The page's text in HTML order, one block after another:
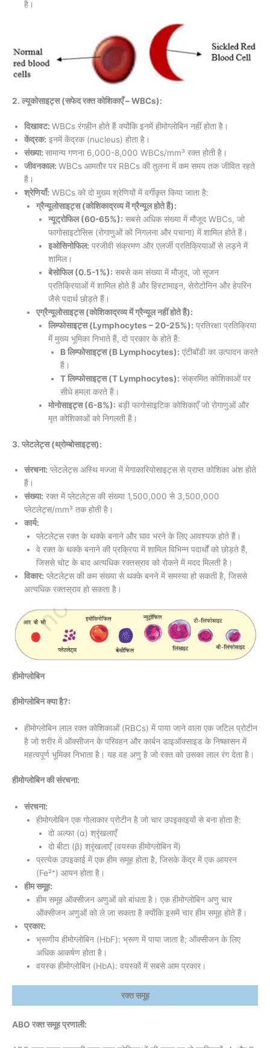
है।
2. ल्यूकोसाइट्स (सफेद रक्त कोशिकाएँ – WBCs):
दिखावट: WBCs रंगहीन होते हैं क्योंकि इनमें हीमोग्लोबिन नहीं होता है।
केंद्रक: इनमें केंद्रक (nucleus) होता है।
संख्या: सामान्य गणना 6,000-8,000 WBCs/mm³ रक्त होती है।
जीवनकाल: WBCs आमतौर पर RBCs की तुलना में कम समय तक जीवित रहते
हैं।
श्रेणियाँ: WBCs को दो मुख्य श्रेणियों में वर्गीकृत किया जाता है:
ग्रैन्यूलोसाइट्स (कोशिकाद्रव्य में ग्रैन्यूल होते हैं):
न्यूट्रोफिल (60-65%): सबसे अधिक संख्या में मौजूद WBCs, जो
फागोसाइटोसिस (रोगाणुओं को निगलना और पचाना) में शामिल होते हैं।
इओसिनोफिल: परजीवी संक्रमण और एलर्जी प्रतिक्रियाओं से लड़ने में
शामिल।
बेसोफिल (0.5-1%): सबसे कम संख्या में मौजूद, जो सूजन
प्रतिक्रियाओं में शामिल होते हैं और हिस्टामाइन, सेरोटोनिन और हेपरिन
जैसे पदार्थ छोड़ते हैं।
एग्रैन्यूलोसाइट्स (कोशिकाद्रव्य में ग्रैन्यूल नहीं होते हैं):
लिम्फोसाइट्स (Lymphocytes – 20-25%): प्रतिरक्षा प्रतिक्रिया
में मुख्य भूमिका निभाते हैं, दो प्रकार के होते हैं:
B लिम्फोसाइट्स (B Lymphocytes): एंटीबॉडी का उत्पादन करते
हैं।
T लिम्फोसाइट्स (T Lymphocytes): संक्रमित कोशिकाओं पर
सीधे हमला करते हैं।
मोनोसाइट्स (6-8%): बड़ी फागोसाइटिक कोशिकाएँ जो रोगाणुओं और
मृत कोशिकाओं को निगलती हैं।
3. प्लेटलेट्स (थ्रोम्बोसाइट्स):
संरचना: प्लेटलेट्स अस्थि मज्जा में मेगाकारियोसाइट्स से प्राप्त कोशिका अंश होते
हैं।
संख्या: रक्त में प्लेटलेट्स की संख्या 1,500,000 से 3,500,000
प्लेटलेट्स/mm³ तक होती है।
कार्य:
प्लेटलेट्स रक्त के थक्के बनाने और घाव भरने के लिए आवश्यक होते हैं।
वे रक्त के थक्के बनाने की प्रक्रिया में शामिल विभिन्न पदार्थों को छोड़ते हैं,
जिससे चोट के बाद अत्यधिक रक्तस्राव को रोकने में मदद मिलती है।
विकार: प्लेटलेट्स की कम संख्या से थक्के बनने में समस्या हो सकती है, जिससे
अत्यधिक रक्तस्राव हो सकता है।
हीमोग्लोबिन
हीमोग्लोबिन क्या है?:
हीमोग्लोबिन लाल रक्त कोशिकाओं (RBCs) में पाया जाने वाला एक जटिल प्रोटीन
है जो शरीर में ऑक्सीजन के परिवहन और कार्बन डाइऑक्साइड के निष्कासन में
महत्वपूर्ण भूमिका निभाता है। यह वह अणु है जो रक्त को उसका लाल रंग देता है।
हीमोग्लोबिन की संरचना:
संरचना:
हीमोग्लोबिन एक गोलाकार प्रोटीन है जो चार उपइकाइयों से बना होता है:
दो अल्फा (α) श्रृंखलाएँ
दो बीटा (β) श्रृंखलाएँ (वयस्क हीमोग्लोबिन में)
प्रत्येक उपइकाई में एक हीम समूह होता है, जिसके केंद्र में एक आयरन
(Fe²⁺) आयन होता है।
हीम समूह:
हीम समूह ऑक्सीजन अणुओं को बांधता है। एक हीमोग्लोबिन अणु चार
ऑक्सीजन अणुओं को ले जा सकता है क्योंकि इसमें चार हीम समूह होते हैं।
प्रकार:
भ्रूणीय हीमोग्लोबिन (HbF): भ्रूण में पाया जाता है; ऑक्सीजन के लिए
अधिक आकर्षण होता है।
वयस्क हीमोग्लोबिन (HbA): वयस्कों में सबसे आम प्रकार।
रक्त समूह
ABO रक्त समूह प्रणाली: